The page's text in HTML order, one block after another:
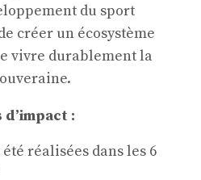
du sport
créer un écosystème
vivre durablement la
:
réalisées dans les 6